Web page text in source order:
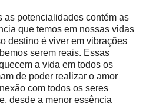
as potencialidades contém as
que temos em nossas vidas
destino é viver em vibrações
serem reais. Essas
a vida em todos os
de poder realizar o amor
com todos os seres
desde a menor essência